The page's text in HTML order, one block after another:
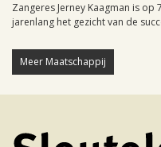
Zangeres Jerney Kaagman is
jarenlang het gezicht van de
Meer Maatschappij